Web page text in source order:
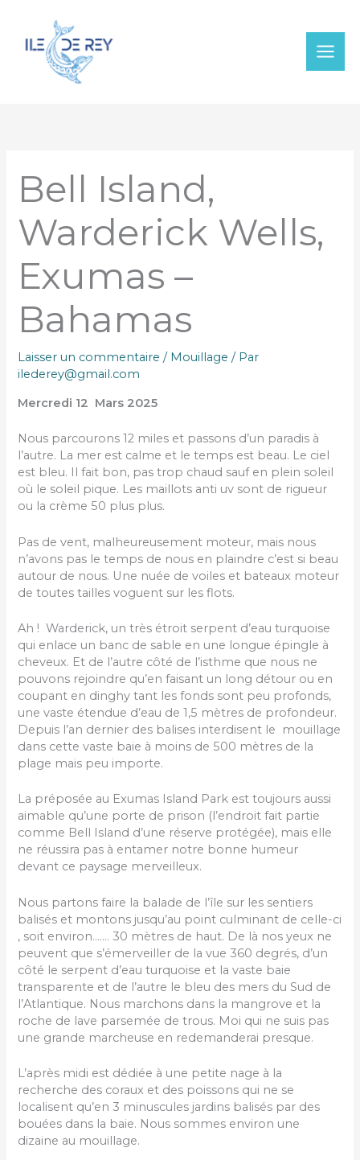
contenu
Bell Island,
Warderick Wells,
Exumas –
Bahamas
Laisser un commentaire / Mouillage / Par
ilederey@gmail.com
Mercredi 12 Mars 2025
Nous parcourons 12 miles et passons d’un paradis à
l’autre. La mer est calme et le temps est beau. Le ciel
est bleu. Il fait bon, pas trop chaud sauf en plein soleil
où le soleil pique. Les maillots anti uv sont de rigueur
ou la crème 50 plus plus.
Pas de vent, malheureusement moteur, mais nous
n’avons pas le temps de nous en plaindre c’est si beau
autour de nous. Une nuée de voiles et bateaux moteur
de toutes tailles voguent sur les flots.
Ah ! Warderick, un très étroit serpent d’eau turquoise
qui enlace un banc de sable en une longue épingle à
cheveux. Et de l’autre côté de l’isthme que nous ne
pouvons rejoindre qu’en faisant un long détour ou en
coupant en dinghy tant les fonds sont peu profonds,
une vaste étendue d’eau de 1,5 mètres de profondeur.
Depuis l’an dernier des balises interdisent le mouillage
dans cette vaste baie à moins de 500 mètres de la
plage mais peu importe.
La préposée au Exumas Island Park est toujours aussi
aimable qu’une porte de prison (l’endroit fait partie
comme Bell Island d’une réserve protégée), mais elle
ne réussira pas à entamer notre bonne humeur
devant ce paysage merveilleux.
Nous partons faire la balade de l’île sur les sentiers
balisés et montons jusqu’au point culminant de celle-ci
, soit environ……. 30 mètres de haut. De là nos yeux ne
peuvent que s’émerveiller de la vue 360 degrés, d’un
côté le serpent d’eau turquoise et la vaste baie
transparente et de l’autre le bleu des mers du Sud de
l’Atlantique. Nous marchons dans la mangrove et la
roche de lave parsemée de trous. Moi qui ne suis pas
une grande marcheuse en redemanderai presque.
L’après midi est dédiée à une petite nage à la
recherche des coraux et des poissons qui ne se
localisent qu’en 3 minuscules jardins balisés par des
bouées dans la baie. Nous sommes environ une
dizaine au mouillage.